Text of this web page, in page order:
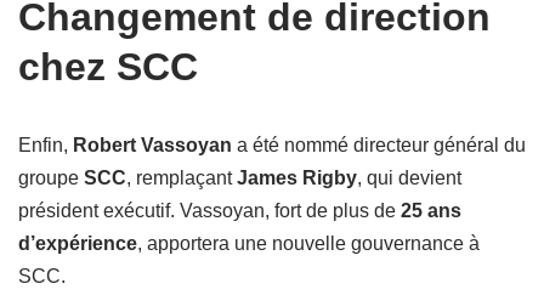
Changement de direction
chez SCC
Enfin, Robert Vassoyan a été nommé directeur général du
groupe SCC, remplaçantJames Rigby, qui devient
président exécutif. Vassoyan, fort de plus de 25 ans
d’expérience, apportera une nouvelle gouvernance à
SCC.